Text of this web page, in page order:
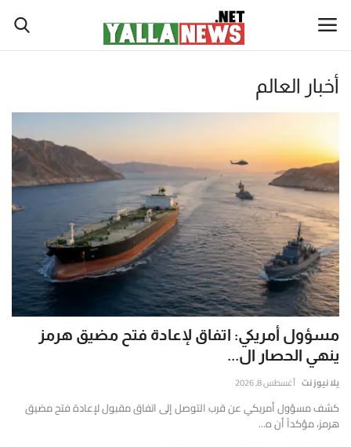
منصة
نت
الإخبارية
منصة
نيوز
(Yalla
News
هي
منصة
إخبارية
رقمية
مستقلة
أخبار العالم
أخبار الوطن العربي
سياسة واقتصاد
رياضة
ثقافة وفن
تكنولوجيا وعلوم
صحة ولياقة
أطباق من المطابخ العربية
سياحة وسفر
أخبار العالم
مسؤول أمريكي: اتفاق لإعادة فتح مضيق هرمز
ينهي الحصار ال...
يلا نيوز نت أغسطس 8, 2026
كشف مسؤول أمريكي عن قرب التوصل إلى اتفاق مقبول لإعادة فتح مضيق
هرمز، مؤكداً أن ه...